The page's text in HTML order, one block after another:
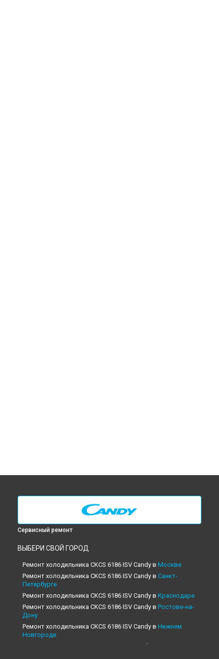
Сервисный ремонт
ВЫБЕРИ СВОЙ ГОРОД
Ремонт холодильника CKCS 6186 ISV Candy в Москве
Ремонт холодильника CKCS 6186 ISV Candy в Санкт-
Петербурге
Ремонт холодильника CKCS 6186 ISV Candy в Краснодаре
Ремонт холодильника CKCS 6186 ISV Candy в Ростове-на-
Дону
Ремонт холодильника CKCS 6186 ISV Candy в Нижнем
Новгороде
Ремонт холодильника CKCS 6186 ISV Candy в